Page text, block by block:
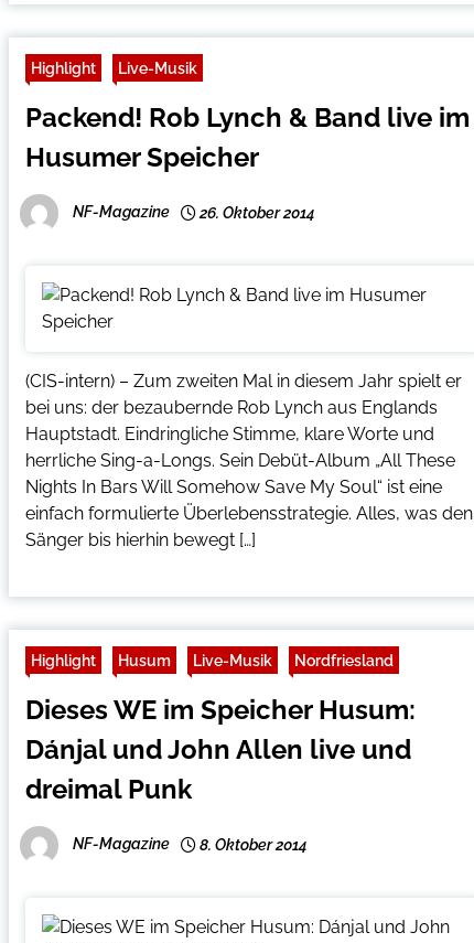
Highlight Live-Musik
Packend! Rob Lynch & Band live im
Husumer Speicher
NF-Magazine 26. Oktober 2014
(CIS-intern) – Zum zweiten Mal in diesem Jahr spielt er
bei uns: der bezaubernde Rob Lynch aus Englands
Hauptstadt. Eindringliche Stimme, klare Worte und
herrliche Sing-a-Longs. Sein Debüt-Album „All These
Nights In Bars Will Somehow Save My Soul“ ist eine
einfach formulierte Überlebensstrategie. Alles, was den
Sänger bis hierhin bewegt […]
Highlight Husum Live-Musik Nordfriesland
Dieses WE im Speicher Husum:
Dánjal und John Allen live und
dreimal Punk
NF-Magazine 8. Oktober 2014